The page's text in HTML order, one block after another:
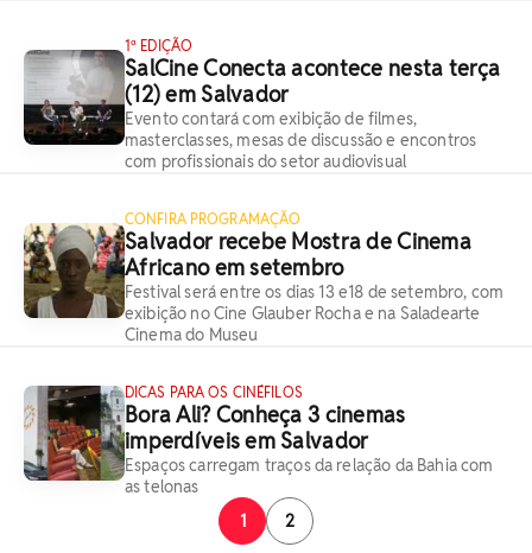
1ª EDIÇÃO
SalCine Conecta acontece nesta terça
(12) em Salvador
Evento contará com exibição de filmes,
masterclasses, mesas de discussão e encontros
com profissionais do setor audiovisual
CONFIRA PROGRAMAÇÃO
Salvador recebe Mostra de Cinema
Africano em setembro
Festival será entre os dias 13 e18 de setembro, com
exibição no Cine Glauber Rocha e na Saladearte
Cinema do Museu
DICAS PARA OS CINÉFILOS
Bora Ali? Conheça 3 cinemas
imperdíveis em Salvador
Espaços carregam traços da relação da Bahia com
as telonas
1
2